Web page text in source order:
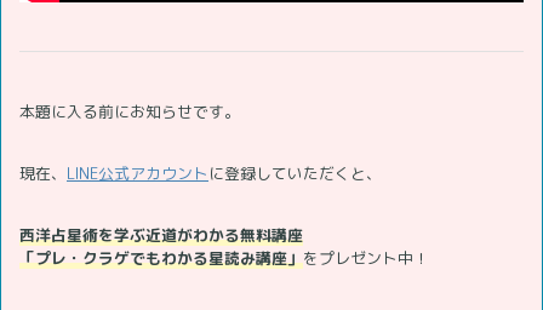
本題に入る前にお知らせです。
現在、 LINE公式アカウント に登録していただくと、
西洋占星術を学ぶ近道がわかる無料講座
「プレ・クラゲでもわかる星読み講座」をプレゼント中！